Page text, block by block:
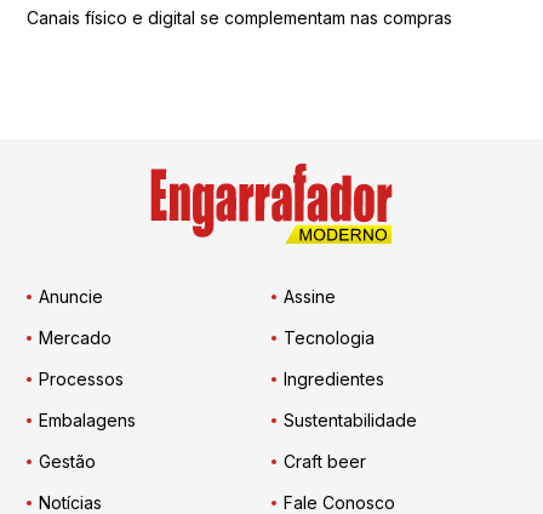
Canais físico e digital se complementam nas compras
Anuncie
Assine
Mercado
Tecnologia
Processos
Ingredientes
Embalagens
Sustentabilidade
Gestão
Craft beer
Notícias
Fale Conosco